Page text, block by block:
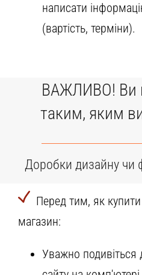
написати
(вартість, терміни).
ВАЖЛИВО! Ви
таким, яким
Доробки дизайну чи
Перед тим, як купити
магазин:
Уважно подивіться